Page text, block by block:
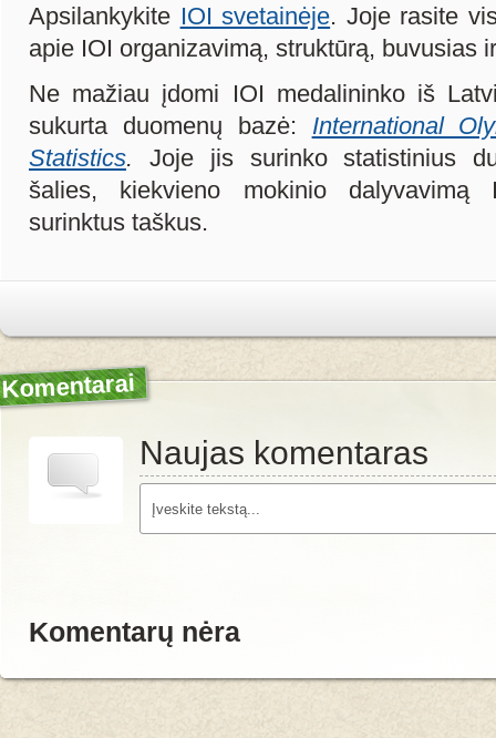
Apsilankykite IOI svetainėje. Joje rasite
apie IOI organizavimą, struktūrą, buvusias
Ne mažiau įdomi IOI medalininko iš
sukurta duomenų bazė: International
Statistics. Joje jis surinko statistinius
šalies, kiekvieno mokinio dalyvavimą
surinktus taškus.
Komentarai
Naujas komentaras
Komentarų nėra